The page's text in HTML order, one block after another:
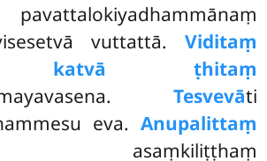
vuttattā. Viditaṃ
katvā ṭhitaṃ
Tesvevāti
eva. Anupalittaṃ
asaṃkiliṭṭhaṃ